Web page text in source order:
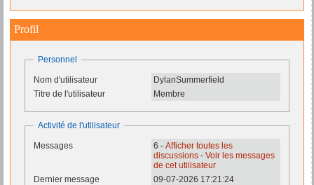
Profil
Personnel
Nom d'utilisateur
DylanSummerfield
Titre de l'utilisateur
Membre
Activité de l'utilisateur
Messages 6 - Afficher toutes les
discussions - Voir les messages
de cet utilisateur
Dernier message
09-07-2026 17:21:24